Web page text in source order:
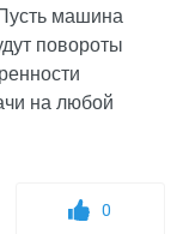
машина
повороты
на любой
0